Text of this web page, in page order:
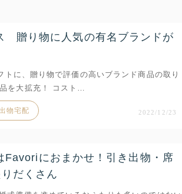
贈り物に人気の有名ブランドが
に、贈り物で評価の高いブランド商品の取り
を大拡充！ コスト…
物宅配 2022/12/23
Favoriにおまかせ！引き出物・席
だくさん